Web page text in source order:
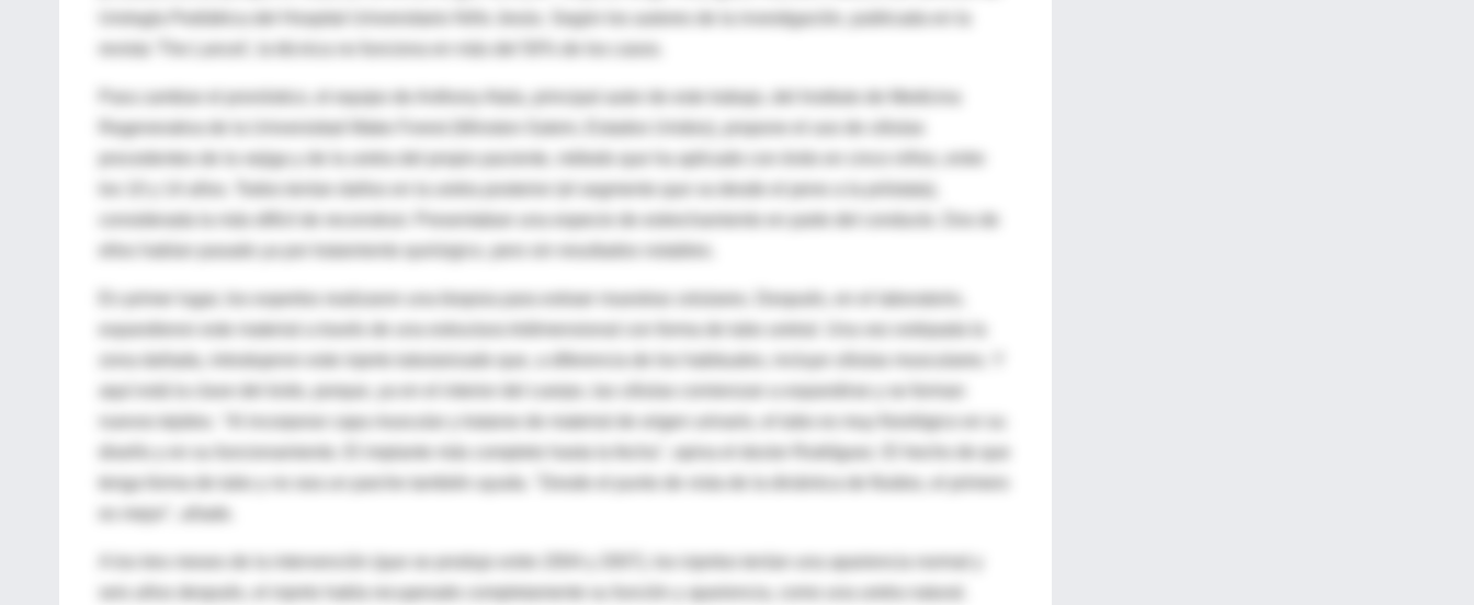
Urología Pediátrica del Hospital Universitario Niño Jesús. Según los autores de la investigación, publicada en la
Para cambiar el pronóstico, el equipo de Anthony Atala, principal autor de este trabajo, del Instituto de Medicina
Regenerativa de la Universidad Wake Forest (Winston-Salem, Estados Unidos), propone el uso de células
procedentes de la vejiga y de la uretra del propio paciente, método que ha aplicado con éxito en cinco niños, entre
los 10 y 14 años. Todos tenían daños en la uretra posterior (el segmento que va desde el pene a la próstata),
ellos habían pasado ya por tratamiento quirúrgico, pero sin resultados notables.
En primer lugar, los expertos realizaron una biopsia para extraer muestras celulares. Después, en el laboratorio,
aquí está la clave del éxito, porque, ya en el interior del cuerpo, las células comienzan a expandirse y se forman
nuevos tejidos. "Al incorporar capa muscular y tratarse de material de origen urinario, el tubo es muy fisiológico en su
diseño y en su funcionamiento. El implante más completo hasta la fecha", opina el doctor Rodríguez. El hecho de que
tenga forma de tubo y no sea un parche también ayuda. "Desde el punto de vista de la dinámica de fluidos, el primero
A los tres meses de la intervención (que se produjo entre 2004 y 2007), los injertos tenían una apariencia normal y
seis años después, el injerto había recuperado completamente su función y apariencia, como una uretra natural.